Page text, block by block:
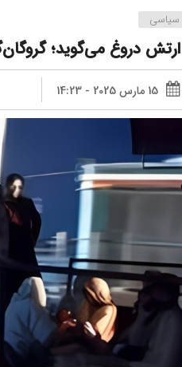
سیاسی
دروغ می‌گوید؛
15 مارس 2025 - 14:23